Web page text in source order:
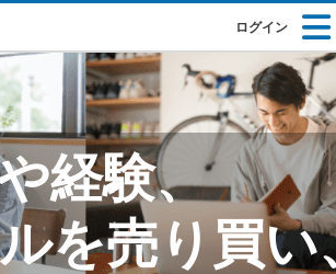
ログイン
経験、
を売り買い